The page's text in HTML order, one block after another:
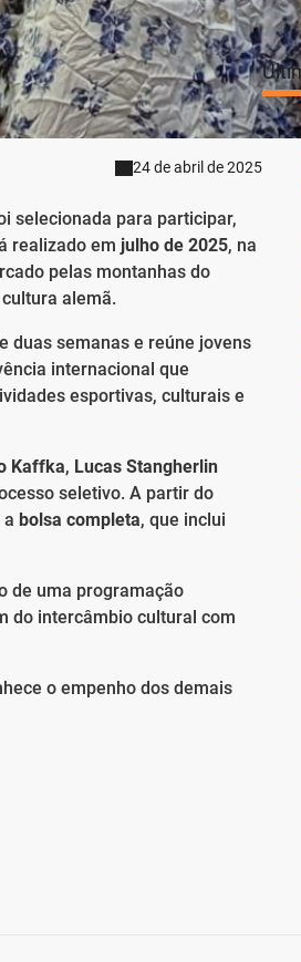
24 de abril de 2025
selecionada para participar,
realizado em julho de 2025, na
pelas montanhas do
alemã.
duas semanas e reúne jovens
internacional que
esportivas, culturais e
Kaffka, Lucas Stangherlin
seletivo. A partir do
a bolsa completa, que inclui
de uma programação
do intercâmbio cultural com
o empenho dos demais